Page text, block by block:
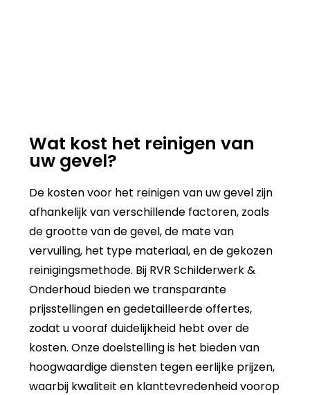
Wat kost het reinigen van
uw gevel?
De kosten voor het reinigen van uw gevel zijn
afhankelijk van verschillende factoren, zoals
de grootte van de gevel, de mate van
vervuiling, het type materiaal, en de gekozen
reinigingsmethode. Bij RVR Schilderwerk &
Onderhoud bieden we transparante
prijsstellingen en gedetailleerde offertes,
zodat u vooraf duidelijkheid hebt over de
kosten. Onze doelstelling is het bieden van
hoogwaardige diensten tegen eerlijke prijzen,
waarbij kwaliteit en klanttevredenheid voorop